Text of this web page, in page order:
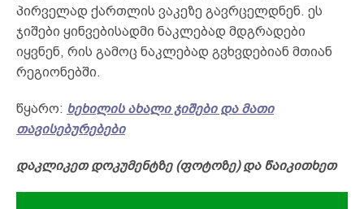
პირველად ქართლის ვაკეზე გავრცელდნენ. ეს
ჯიშები ყინვებისადმი ნაკლებად მდგრადები
იყვნენ, რის გამოც ნაკლებად გვხვდებიან მთიან
რეგიონებში.
წყარო: ხეხილის ახალი ჯიშები და მათი
თავისებურებები
დაკლიკეთ დოკუმენტზე (ფოტოზე) და წაიკითხეთ